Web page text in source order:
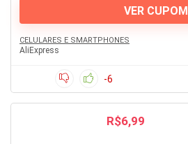
VER CUPOM
CELULARES E SMARTPHONES
AliExpress
-6
R$6,99